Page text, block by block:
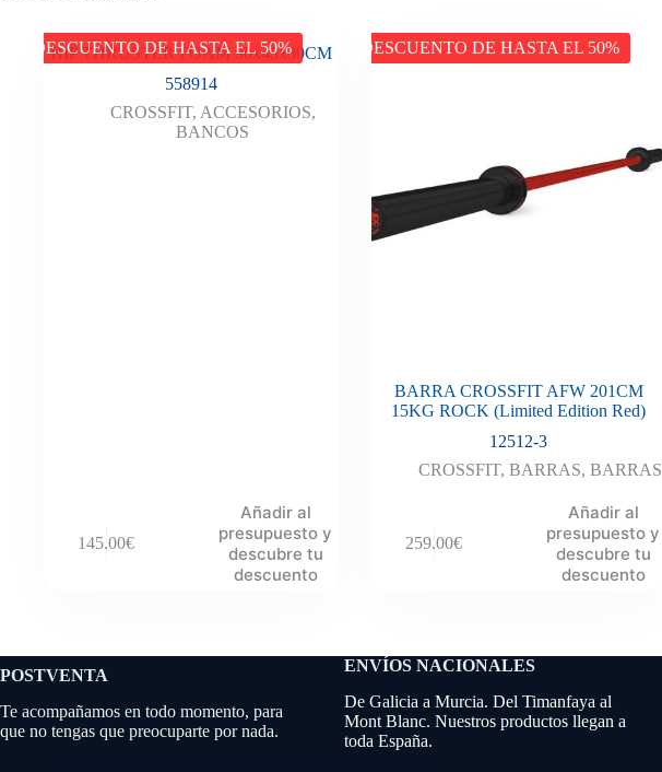
DESCUENTO DE HASTA EL 50%
HIP THRUSTER FOAM 90x45x30CM
558914
CROSSFIT, ACCESORIOS,
BANCOS
145.00€
Añadir al
presupuesto y
descubre tu
descuento
DESCUENTO DE HASTA EL 50%
BARRA CROSSFIT AFW 201CM
15KG ROCK (Limited Edition Red)
12512-3
CROSSFIT,BARRAS,BARRAS
259.00€
Añadir al
presupuesto y
descubre tu
descuento
POSTVENTA
Te acompañamos en todo momento, para
que no tengas que preocuparte por nada.
ENVÍOS NACIONALES
De Galicia a Murcia. Del Timanfaya al
Mont Blanc. Nuestros productos llegan a
toda España.